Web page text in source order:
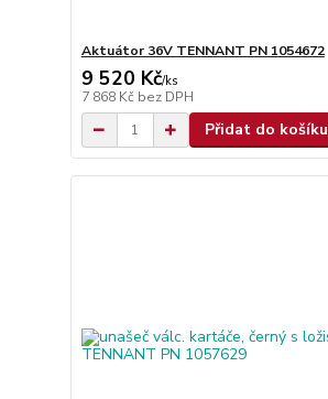
Aktuátor 36V TENNANT PN 1054672
9 520 Kč/ks
7 868 Kč bez DPH
Přidat do košíku